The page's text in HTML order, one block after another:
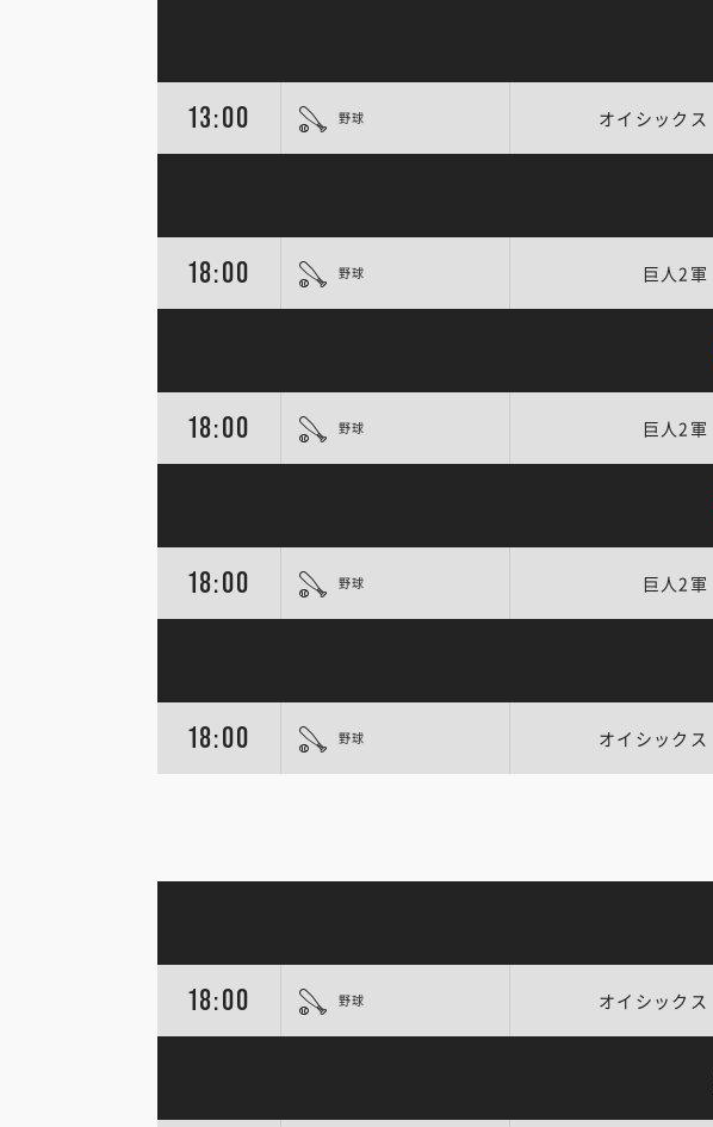
13:00 野球 オイシックス
18:00 野球 巨人2軍
18:00 野球 巨人2軍
18:00 野球 巨人2軍
18:00 野球 オイシックス
18:00 野球 オイシックス